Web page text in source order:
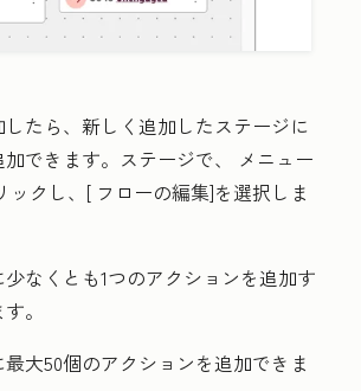
たら、新しく追加したステージに
できます。ステージで、 メニュー
ックし、[ フローの編集]を選択しま
なくとも1つのアクションを追加す
。
大50個のアクションを追加できま